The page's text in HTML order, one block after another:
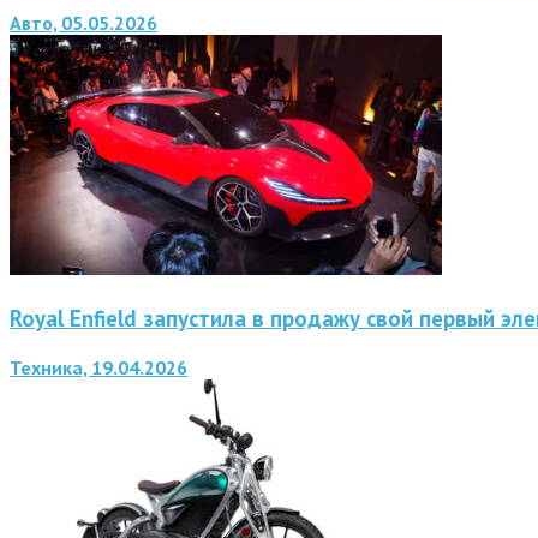
Авто, 05.05.2026
Royal Enfield запустила в продажу свой первый
Техника, 19.04.2026